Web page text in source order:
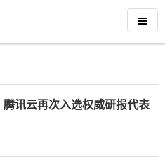
讯云再次入选权威研报代表